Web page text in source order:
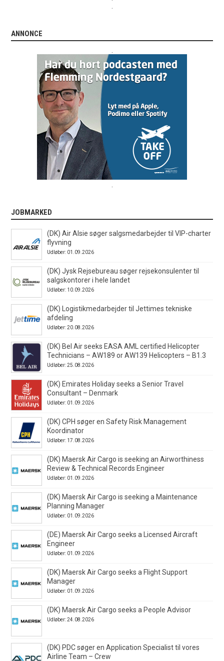
ANNONCE
JOBMARKED
(DK) Air Alsie søger salgsmedarbejder til VIP-charter
flyvning
Udløber: 01.09.2026
(DK) Jysk Rejsebureau søger rejsekonsulenter til
salgskontorer i hele landet
Udløber: 10.09.2026
(DK) Logistikmedarbejder til Jettimes tekniske
afdeling
Udløber: 20.08.2026
(DK) Bel Air seeks EASA AML certified Helicopter
Technicians – AW189 or AW139 Helicopters – B1.3
Udløber: 25.08.2026
(DK) Emirates Holiday seeks a Senior Travel
Consultant – Denmark
Udløber: 01.09.2026
(DK) CPH søger en Safety Risk Management
Koordinator
Udløber: 17.08.2026
(DK) Maersk Air Cargo is seeking an Airworthiness
Review & Technical Records Engineer
Udløber: 01.09.2026
(DK) Maersk Air Cargo is seeking a Maintenance
Planning Manager
Udløber: 01.09.2026
(DE) Maersk Air Cargo seeks a Licensed Aircraft
Engineer
Udløber: 01.09.2026
(DK) Maersk Air Cargo seeks a Flight Support
Manager
Udløber: 01.09.2026
(DK) Maersk Air Cargo seeks a People Advisor
Udløber: 24.08.2026
(DK) PDC søger en Application Specialist til vores
Airline Team – Crew